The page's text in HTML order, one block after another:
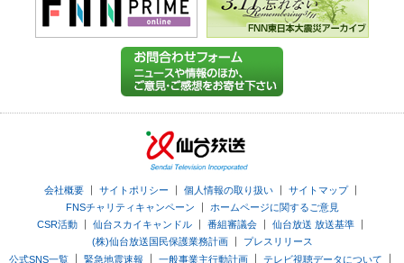
会社概要｜ サイトポリシー ｜ 個人情報の取り扱い｜ サイトマップ｜
FNSチャリティキャンペーン
ホームページに関するご意見
CSR活動
仙台スカイキャンドル 番組審議会 仙台放送 放送基準
(株)仙台放送国民保護業務計画｜
プレスリリース
公式SNS一覧
緊急地震速報 一般事業主行動計画 テレビ視聴データについて